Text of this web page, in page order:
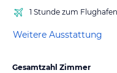
1 Stunde zum Flughafen
Weitere Ausstattung
Gesamtzahl Zimmer